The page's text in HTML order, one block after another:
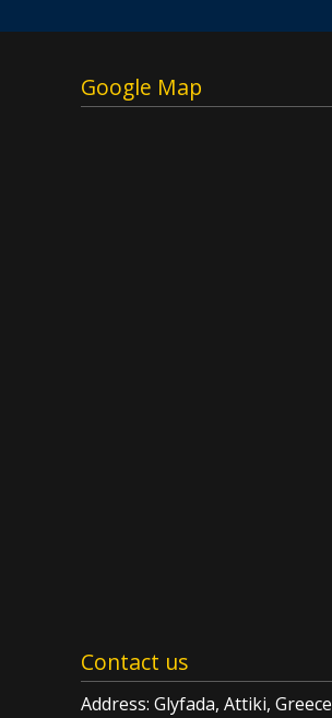
Google Map
Contact us
Address: Glyfada, Attiki, Greece